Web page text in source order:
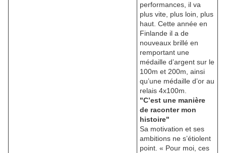
performances, il va
plus vite, plus loin, plus
haut. Cette année en
Finlande il a de
nouveaux brillé en
remportant une
médaille d’argent sur le
100m et 200m, ainsi
qu’une médaille d’or au
relais 4x100m.
"C’est une manière
de raconter mon
histoire"
Sa motivation et ses
ambitions ne s’étiolent
point. « Pour moi, ces